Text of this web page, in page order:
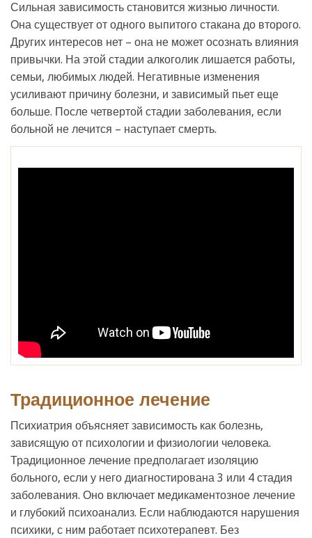
Сильная зависимость становится жизнью личности.
Она существует от одного выпитого стакана до второго.
Других интересов нет – она не может осознать влияния
привычки. На этой стадии алкоголик лишается работы,
семьи, любимых людей. Негативные изменения
усиливают причину болезни, и зависимый пьет еще
больше. После четвертой стадии заболевания, если
больной не лечится – наступает смерть.
Традиционное лечение
Психиатрия объясняет зависимость как болезнь,
зависящую от психологии и физиологии человека.
Традиционное лечение предполагает изоляцию
больного, если у него диагностирована 3 или 4 стадия
заболевания. Оно включает медикаментозное лечение
и глубокий психоанализ. Если наблюдаются нарушения
психики, с ним работает психотерапевт. Без